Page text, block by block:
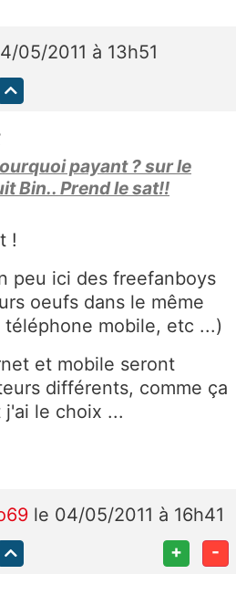
05/2011 à 13h51
payant ? sur le
Bin.. Prend le sat!!
!
peu ici des freefanboys
oeufs dans le même
mobile, etc ...)
et mobile seront
différents, comme ça
le choix ...
le 04/05/2011 à 16h41
+ -